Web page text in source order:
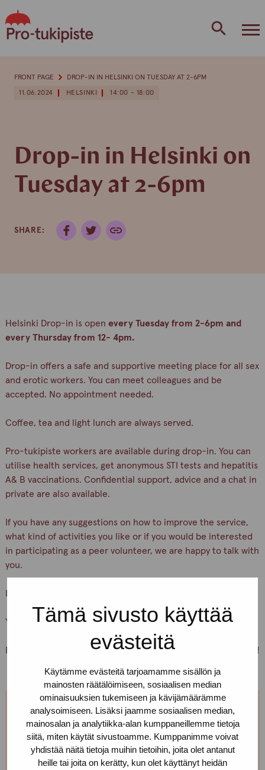
Tämä sivusto käyttää
evästeitä
Käytämme evästeitä tarjoamamme sisällön ja
mainosten räätälöimiseen, sosiaalisen median
ominaisuuksien tukemiseen ja kävijämäärämme
analysoimiseen. Lisäksi jaamme sosiaalisen median,
mainosalan ja analytiikka-alan kumppaneillemme tietoja
siitä, miten käytät sivustoamme. Kumppanimme voivat
yhdistää näitä tietoja muihin tietoihin, joita olet antanut
heille tai joita on kerätty, kun olet käyttänyt heidän
to
content
11.06.2024 HELSINKI 14:00 - 18:00
Drop-in in Helsinki on
Tuesday at 2-6pm
SHARE:
FRONT PAGE DROP-IN IN HELSINKI ON TUESDAY AT 2-6PM
Helsinki Drop-in is open every Tuesday from 2-6pm and
every Thursday from 12- 4pm.
Drop-in offers a safe and supportive meeting place for all sex
and erotic workers. You can meet colleagues and be
accepted. No appointment needed.
Coffee, tea and light lunch are always served.
Pro-tukipiste workers are available during drop-in. You can
utilise health services, get anonymous STI tests and hepatitis
A& B vaccinations. Confidential support, advice and a chat in
private are also available.
If you have any suggestions on how to improve the service,
what kind of activities you like or if you would be interested
in participating as a peer volunteer, we are happy to talk with
you.
You are warmly welcome, Pro-tukipiste staff
PS. You can also just pick up condoms and lubricants for free!
We are open every weekday.
If you want to make an appointment, you can just call
or text us! We can also meet somewhere else, if you